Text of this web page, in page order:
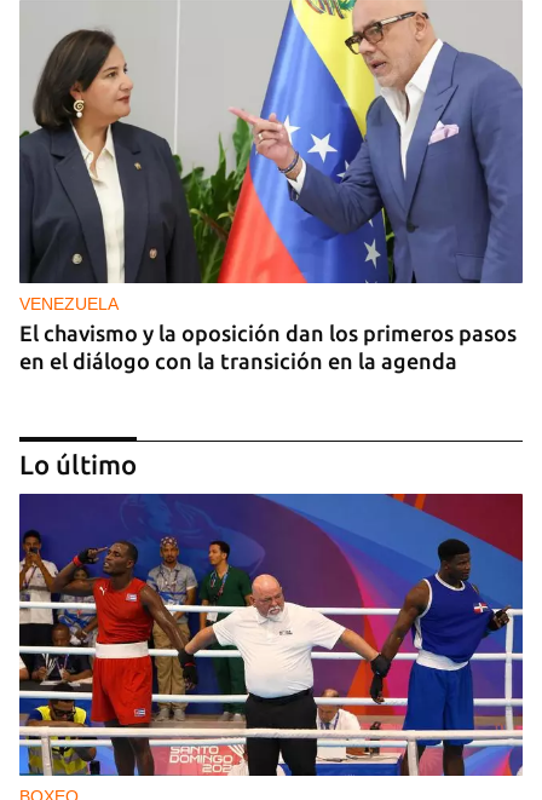
VENEZUELA
El chavismo y la oposición dan los primeros pasos
en el diálogo con la transición en la agenda
NICARAGUA
EE UU propone a la OEA convocar a los
cancilleres para "tomar medidas" contra las
Lo último